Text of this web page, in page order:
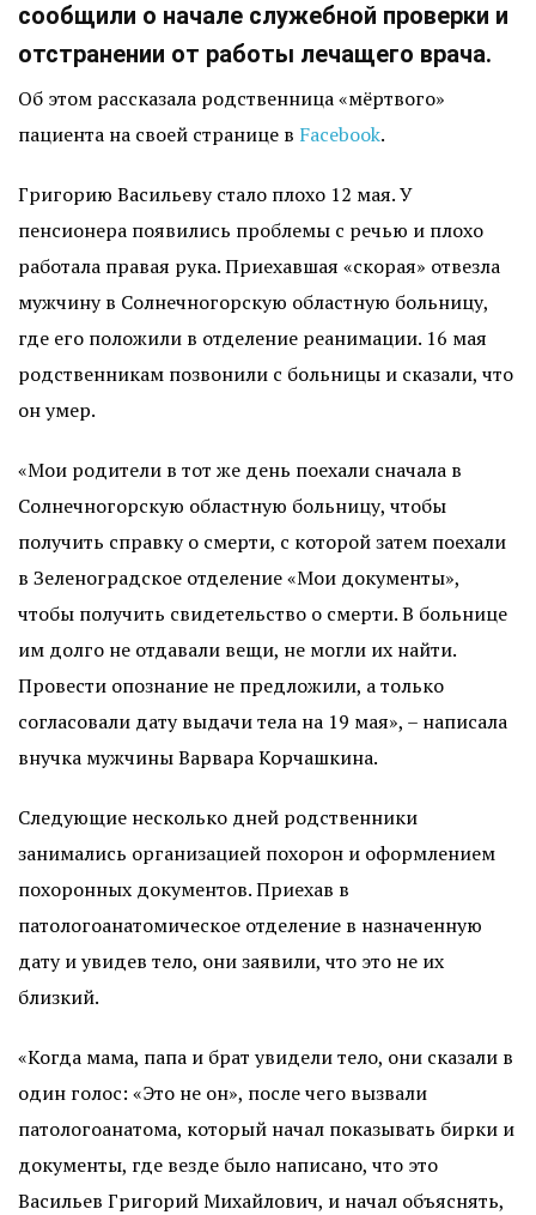
сообщили о начале служебной проверки и
отстранении от работы лечащего врача.
Об этом рассказала родственница «мёртвого»
пациента на своей странице в Facebook.
Григорию Васильеву стало плохо 12 мая. У
пенсионера появились проблемы с речью и плохо
работала правая рука. Приехавшая «скорая» отвезла
мужчину в Солнечногорскую областную больницу,
где его положили в отделение реанимации. 16 мая
родственникам позвонили с больницы и сказали, что
он умер.
«Мои родители в тот же день поехали сначала в
Солнечногорскую областную больницу, чтобы
получить справку о смерти, с которой затем поехали
в Зеленоградское отделение «Мои документы»,
чтобы получить свидетельство о смерти. В больнице
им долго не отдавали вещи, не могли их найти.
Провести опознание не предложили, а только
согласовали дату выдачи тела на 19 мая», – написала
внучка мужчины Варвара Корчашкина.
Следующие несколько дней родственники
занимались организацией похорон и оформлением
похоронных документов. Приехав в
патологоанатомическое отделение в назначенную
дату и увидев тело, они заявили, что это не их
близкий.
«Когда мама, папа и брат увидели тело, они сказали в
один голос: «Это не он», после чего вызвали
патологоанатома, который начал показывать бирки и
документы, где везде было написано, что это
Васильев Григорий Михайлович, и начал объяснять,